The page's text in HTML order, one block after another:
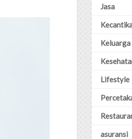
Jasa
Keluarga
Lifestyle
asuransi